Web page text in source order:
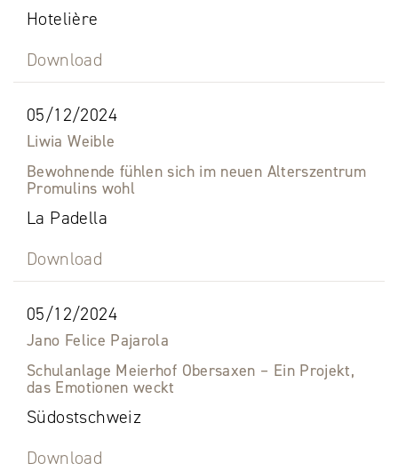
Hotelière
Download
05/12/2024
Liwia Weible
Bewohnende fühlen sich im neuen Alterszentrum
Promulins wohl
La Padella
Download
05/12/2024
Jano Felice Pajarola
Schulanlage Meierhof Obersaxen – Ein Projekt,
das Emotionen weckt
Südostschweiz
Download